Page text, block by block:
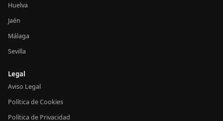
Huelva
Jaén
Málaga
Sevilla
Legal
Aviso Legal
Política de Cookies
Política de Privacidad